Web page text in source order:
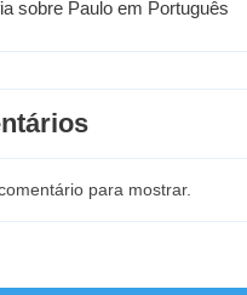
sobre Paulo em Português
para mostrar.